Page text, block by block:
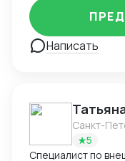
максимально
для заказчика.
заказ в
контрагентов -
Написать
Санкт-
5
Специалист по